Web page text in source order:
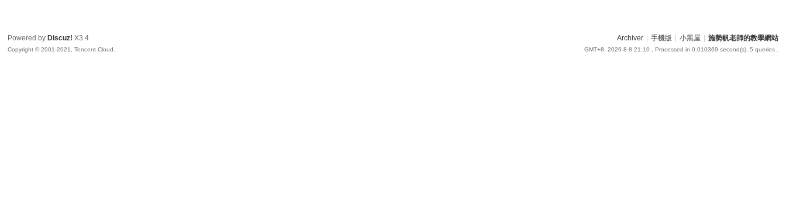
Archiver 手機版 小黑屋 施勢帆老師的教學網站
GMT+8, 2026-8-8 21:10 , Processed in 0.010369 second(s), 5 queries .
Powered by Discuz! X3.4
Copyright © 2001-2021, Tencent Cloud.